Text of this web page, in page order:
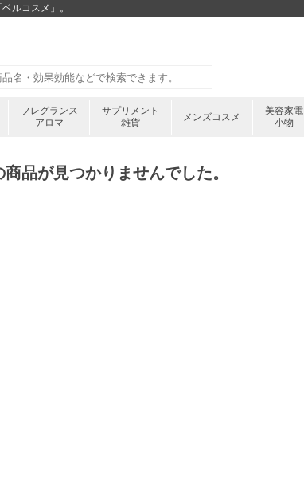
ルコスメ」。
フレグランス
アロマ
サプリメント
雑貨
メンズコスメ
美容家電
小物
商品が見つかりませんでした。